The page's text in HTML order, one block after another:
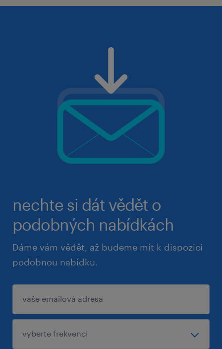
nechte si dát vědět o
podobných nabídkách
Dáme vám vědět, až budeme mít k dispozici
podobnou nabídku.